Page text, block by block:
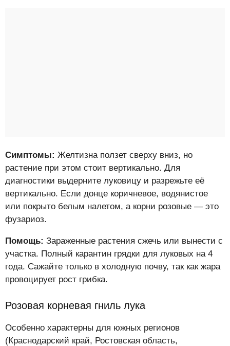
Симптомы: Желтизна ползет сверху вниз, но
растение при этом стоит вертикально. Для
диагностики выдерните луковицу и разрежьте её
вертикально. Если донце коричневое, водянистое
или покрыто белым налетом, а корни розовые — это
фузариоз.
Помощь: Зараженные растения сжечь или вынести с
участка. Полный карантин грядки для луковых на 4
года. Сажайте только в холодную почву, так как жара
провоцирует рост грибка.
Розовая корневая гниль лука
Особенно характерны для южных регионов
(Краснодарский край, Ростовская область,